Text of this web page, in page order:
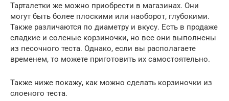
Тарталетки же можно приобрести в магазинах. Они
могут быть более плоскими или наоборот, глубокими.
Также различаются по диаметру и вкусу. Есть в продаже
сладкие и соленые корзиночки, но все они выполнены
из песочного теста. Однако, если вы располагаете
временем, то можете приготовить их самостоятельно.
Также ниже покажу, как можно сделать корзиночки из
слоеного теста.